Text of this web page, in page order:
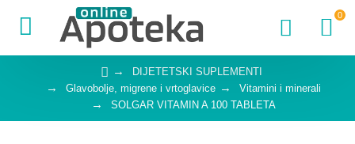
0
DIJETETSKI SUPLEMENTI
Glavobolje, migrene i vrtoglavice
Vitamini i minerali
SOLGAR VITAMIN A 100 TABLETA